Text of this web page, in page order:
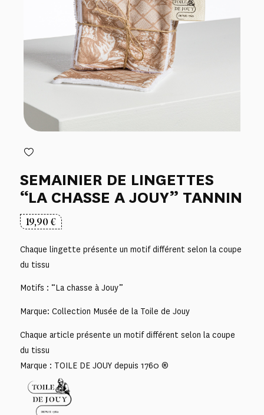
SEMAINIER DE LINGETTES
“LA CHASSE A JOUY” TANNIN
19,90€
Chaque lingette présente un motif différent selon la coupe
du tissu
Motifs : “La chasse à Jouy”
Marque: Collection Musée de la Toile de Jouy
Chaque article présente un motif différent selon la coupe
du tissu
Marque : TOILE DE JOUY depuis 1760 ®